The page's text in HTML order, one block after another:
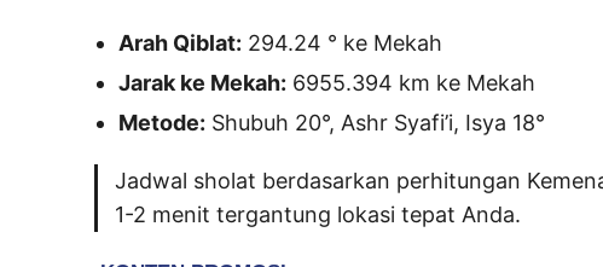
Arah Qiblat: 294.24 ° ke Mekah
Jarak ke Mekah: 6955.394 km ke Mekah
Metode: Shubuh 20°, Ashr Syafi’i, Isya 18°
Jadwal sholat berdasarkan perhitungan
1-2 menit tergantung lokasi tepat Anda.